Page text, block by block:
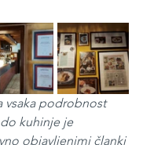
vsaka podrobnost
kuhinje je
objavljenimi članki